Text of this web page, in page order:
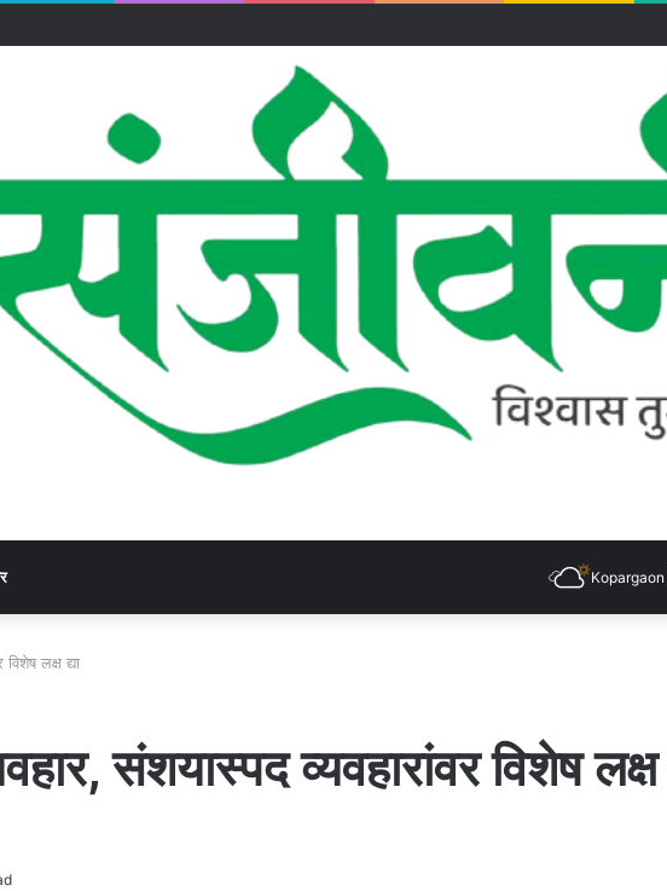
Kopargaon
लक्ष द्या
संशयास्पद व्यवहारांवर विशेष लक्ष